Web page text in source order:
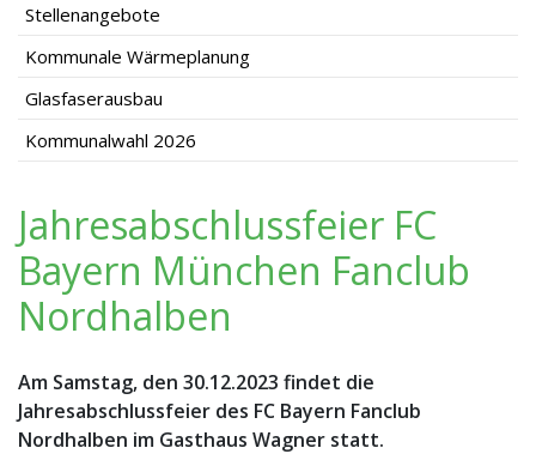
Stellenangebote
Kommunale Wärmeplanung
Glasfaserausbau
Kommunalwahl 2026
Jahresabschlussfeier FC
Bayern München Fanclub
Nordhalben
Am Samstag, den 30.12.2023 findet die
Jahresabschlussfeier des FC Bayern Fanclub
Nordhalben im Gasthaus Wagner statt.